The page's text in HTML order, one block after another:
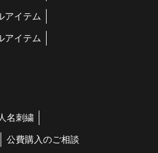
アイテム
アイテム
名刺繍
公費購入のご相談